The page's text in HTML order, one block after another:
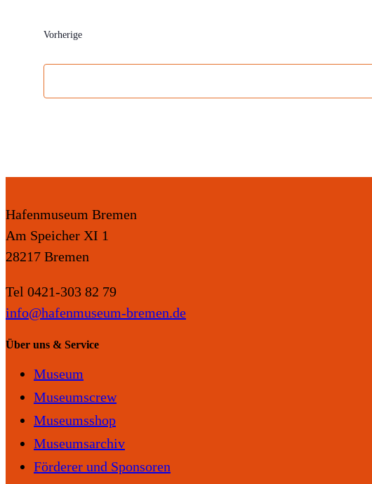
Vorherige
Hafenmuseum Bremen
Am Speicher XI 1
28217 Bremen
Tel 0421-303 82 79
info@hafenmuseum-bremen.de
Über uns & Service
Museum
Museumscrew
Museumsshop
Museumsarchiv
Förderer und Sponsoren